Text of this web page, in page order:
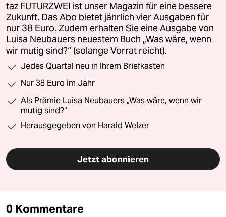
taz FUTURZWEI ist unser Magazin für eine bessere
Zukunft. Das Abo bietet jährlich vier Ausgaben für
nur 38 Euro. Zudem erhalten Sie eine Ausgabe von
Luisa Neubauers neuestem Buch „Was wäre, wenn
wir mutig sind?“ (solange Vorrat reicht).
Jedes Quartal neu in Ihrem Briefkasten
Nur 38 Euro im Jahr
Als Prämie Luisa Neubauers „Was wäre, wenn wir
mutig sind?“
Herausgegeben von Harald Welzer
Jetzt abonnieren
0 Kommentare